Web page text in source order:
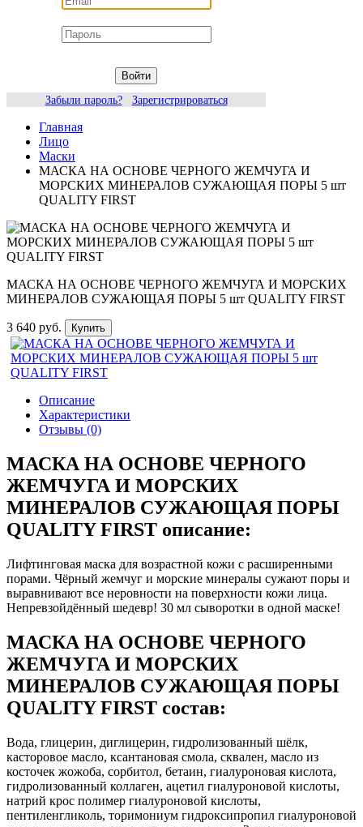
Войти
Забыли пароль?
Зарегистрироваться
Главная
Лицо
Маски
МАСКА НА ОСНОВЕ ЧЕРНОГО ЖЕМЧУГА И
МОРСКИХ МИНЕРАЛОВ СУЖАЮЩАЯ ПОРЫ 5 шт
QUALITY FIRST
МАСКА НА ОСНОВЕ ЧЕРНОГО ЖЕМЧУГА И МОРСКИХ
МИНЕРАЛОВ СУЖАЮЩАЯ ПОРЫ 5 шт QUALITY FIRST
3 640 руб. Купить
Описание
Характеристики
Отзывы (0)
МАСКА НА ОСНОВЕ ЧЕРНОГО
ЖЕМЧУГА И МОРСКИХ
МИНЕРАЛОВ СУЖАЮЩАЯ ПОРЫ
QUALITY FIRST описание:
Лифтинговая маска для возрастной кожи с расширенными
порами. Чёрный жемчуг и морские минералы сужают поры и
выравнивают все неровности на поверхности кожи лица.
Непревзойдённый шедевр! 30 мл сыворотки в одной маске!
МАСКА НА ОСНОВЕ ЧЕРНОГО
ЖЕМЧУГА И МОРСКИХ
МИНЕРАЛОВ СУЖАЮЩАЯ ПОРЫ
QUALITY FIRST состав:
Вода, глицерин, диглицерин, гидролизованный шёлк,
касторовое масло, ксантановая смола, сквален, масло из
косточек жожоба, сорбитол, бетаин, гиалуроновая кислота,
гидролизованный коллаген, ацетил гиалуроновой кислоты,
натрий крос полимер гиалуроновой кислоты,
пентиленгликоль, торимониум гидроксипропил гиалуроновой